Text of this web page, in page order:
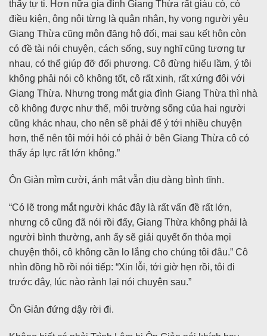
thấy tự ti. Hơn nữa gia đình Giang Thừa rất giàu có, có
điều kiện, ông nội từng là quân nhân, hy vọng người yêu
Giang Thừa cũng môn đăng hộ đối, mai sau kết hôn còn
có đề tài nói chuyện, cách sống, suy nghĩ cũng tương tự
nhau, có thể giúp đỡ đối phương. Cô đừng hiểu lầm, ý tôi
không phải nói cô không tốt, cô rất xinh, rất xứng đôi với
Giang Thừa. Nhưng trong mắt gia đình Giang Thừa thì nhà
cô không được như thế, môi trường sống của hai người
cũng khác nhau, cho nên sẽ phải để ý tới nhiều chuyện
hơn, thế nên tôi mới hỏi có phải ở bên Giang Thừa cô có
thấy áp lực rất lớn không.”
Ôn Giản mỉm cười, ánh mắt vẫn dịu dàng bình tĩnh.
“Có lẽ trong mắt người khác đây là rất vấn đề rất lớn,
nhưng cô cũng đã nói rồi đấy, Giang Thừa không phải là
người bình thường, anh ấy sẽ giải quyết ổn thỏa mọi
chuyện thôi, cô không cần lo lắng cho chúng tôi đâu.” Cô
nhìn đồng hồ rồi nói tiếp: “Xin lỗi, tới giờ hẹn rồi, tôi đi
trước đây, lúc nào rảnh lại nói chuyện sau.”
Ôn Giản đứng dậy rời đi.